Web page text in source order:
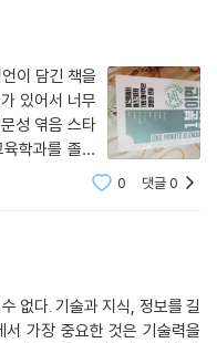
서
간에게 욕망이 없다면 세상은
에서
념하면 반드시 성공한다.
하는 것이고, 장래의 자신이
이 중요하다.
한다. 그들은 더 많이 고민한
니다. 돈이 돼야 하고, 말이
신을 설레게 만드는 가치 넘
집요하게 집중해야 한다. 우리
가 되는 것이다.
모두 떠맡아야 한다. 사소하
하지 못할 것이다. 어떠한 업
더 잘할 수 있는 방법에 대해
것이 가장 중요하다.
0 댓글0
, 정보를 길